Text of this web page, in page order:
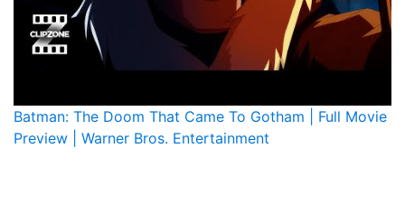
Batman: The Doom That Came To Gotham | Full Movie
Preview | Warner Bros. Entertainment